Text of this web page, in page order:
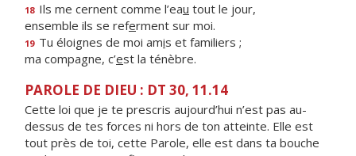
18 Ils me cernent comme l’eau tout le jour,
ensemble ils se referment sur moi.
19 Tu éloignes de moi amis et familiers ;
ma compagne, c’est la ténèbre.
PAROLE DE DIEU : DT 30, 11.14
Cette loi que je te prescris aujourd’hui n’est pas au-
dessus de tes forces ni hors de ton atteinte. Elle est
tout près de toi, cette Parole, elle est dans ta bouche